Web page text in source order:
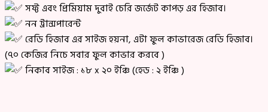
সফ্ট এবং প্রিমিয়াম দুবাই চেরি জর্জেট কাপড় এর হিজাব।
নন ট্রান্সপারেন্ট
রেডি হিজাব এর সাইজ হয়না, এটা ফুল কাভারেজ রেডি হিজাব।
(৭০ কেজির নিচে সবার ফুল কাভার করবে )
নিকাব সাইজ : ১৮ x ২০ ইঞ্চি (হেড : ২ ইঞ্চি )